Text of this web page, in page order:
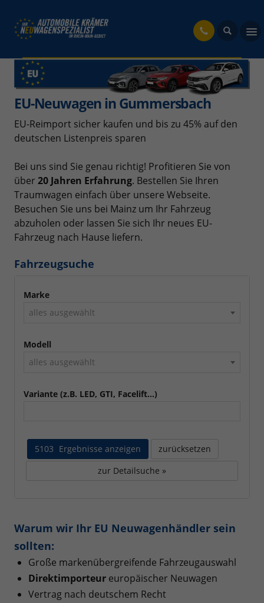
EU-Neuwagen in Gummersbach
EU-Reimport sicher kaufen und bis zu 45% auf den
deutschen Listenpreis sparen
Bei uns sind Sie genau richtig! Profitieren Sie von
über 20 Jahren Erfahrung. Bestellen Sie Ihren
Traumwagen einfach über unsere Webseite.
Besuchen Sie uns bei Mainz um Ihr Fahrzeug
abzuholen oder lassen Sie sich Ihr neues EU-
Fahrzeug nach Hause liefern.
Fahrzeugsuche
Marke
alles ausgewählt
Modell
alles ausgewählt
Variante (z.B. LED, GTI, Facelift...)
5103 Ergebnisse anzeigen
zurücksetzen
zur Detailsuche »
Warum wir Ihr EU Neuwagenhändler sein
sollten:
Große markenübergreifende Fahrzeugauswahl
Direktimporteur europäischer Neuwagen
Vertrag nach deutschem Recht